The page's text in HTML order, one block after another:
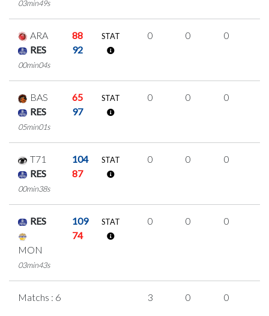
03min49s
ARA
88
RES
92
00min04s
STAT 0 0 0
BAS
65
RES
97
05min01s
STAT 0 0 0
T71
104
RES
87
00min38s
STAT 0 0 0
RES 109
MON
74
03min43s
STAT 0 0 0
Matchs : 6 3 0 0